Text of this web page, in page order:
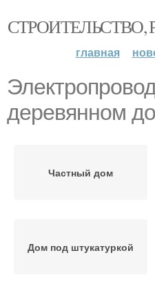
главная
деревянном
Частный дом
Дом под штукатуркой